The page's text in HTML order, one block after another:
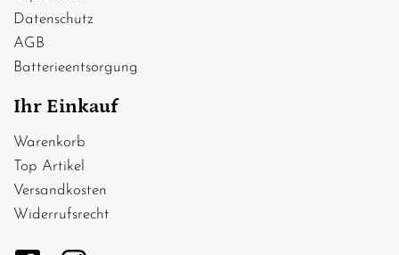
Datenschutz
AGB
Batterieentsorgung
Ihr Einkauf
Warenkorb
Top Artikel
Versandkosten
Widerrufsrecht